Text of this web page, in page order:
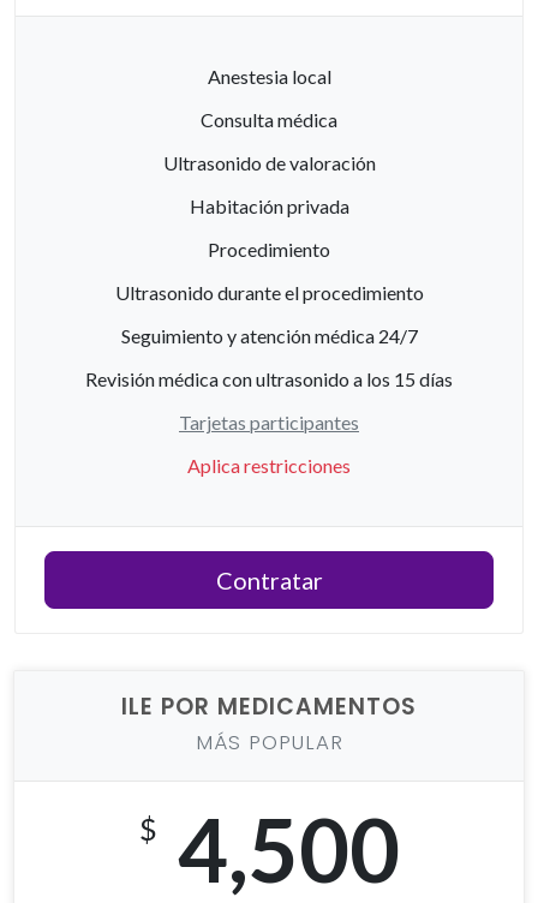
Anestesia local
Consulta médica
Ultrasonido de valoración
Habitación privada
Procedimiento
Ultrasonido durante el procedimiento
Seguimiento y atención médica 24/7
Revisión médica con ultrasonido a los 15 días
Tarjetas participantes
Aplica restricciones
Contratar
ILE POR MEDICAMENTOS
MÁS POPULAR
$ 4,500